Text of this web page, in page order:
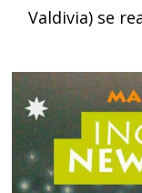
Valdivia) se